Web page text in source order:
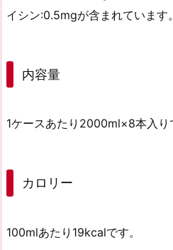
イシン:0.5mgが含まれています。
内容量
1ケースあたり2000ml×8本入り
カロリー
100mlあたり19kcalです。